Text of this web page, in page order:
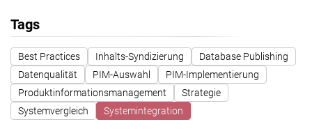
Tags
Best Practices Inhalts-Syndizierung
Database Publishing
Datenqualität
PIM-Auswahl
PIM-Implementierung
Produktinformationsmanagement
Strategie
Systemvergleich
Systemintegration